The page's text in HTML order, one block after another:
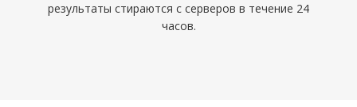
результаты стираются с серверов в течение 24
часов.